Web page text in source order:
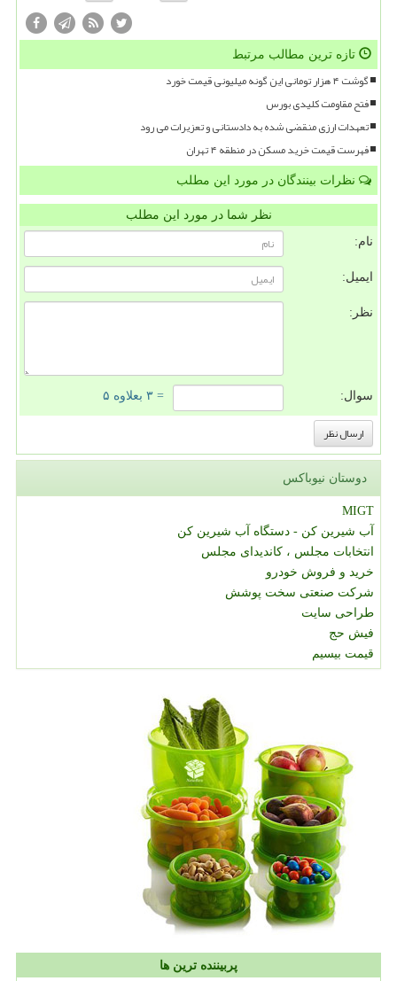
تازه ترین مطالب مرتبط
گوشت ۴ هزار تومانی این گونه میلیونی قیمت خورد
فتح مقاومت کلیدی بورس
تعهدات ارزی منقضی شده به دادستانی و تعزیرات می رود
فهرست قیمت خرید مسکن در منطقه ۴ تهران
نظرات بینندگان در مورد این مطلب
نظر شما در مورد این مطلب
نام:
ایمیل:
نظر:
سوال: = ۳ بعلاوه ۵
دوستان نیوباکس
MIGT
آب شیرین کن - دستگاه آب شیرین کن
انتخابات مجلس ، کاندیدای مجلس
خرید و فروش خودرو
شرکت صنعتی سخت پوشش
طراحی سایت
فیش حج
قیمت بیسیم
پربیننده ترین ها